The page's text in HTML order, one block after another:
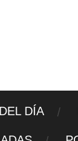
DÍA